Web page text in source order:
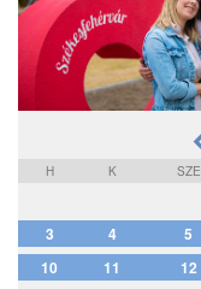
H K SZE
3 4 5
10 11 12